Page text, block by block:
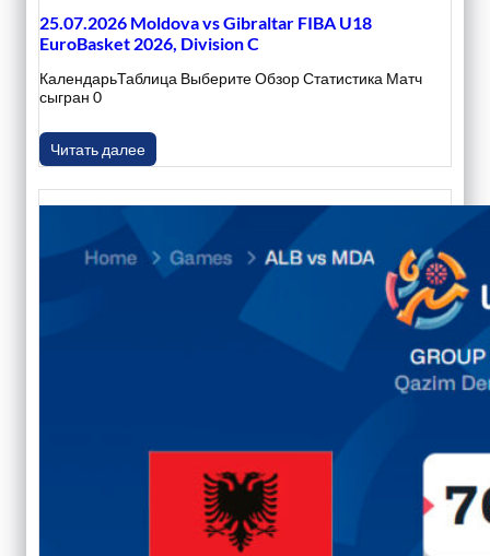
25.07.2026 Moldova vs Gibraltar FIBA U18
EuroBasket 2026, Division C
КалендарьТаблица Выберите Обзор Статистика Матч
сыгран 0
Читать далее